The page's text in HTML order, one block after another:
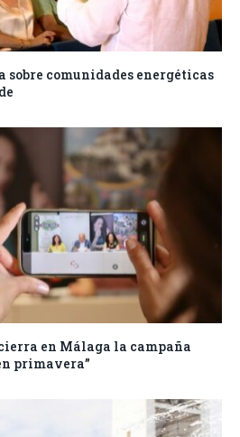
comunidades energéticas
en Málaga la campaña
primavera”